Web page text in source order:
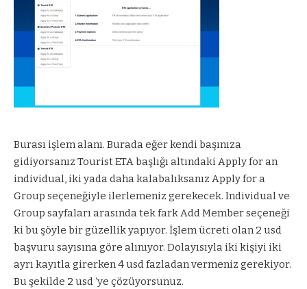
Burası işlem alanı. Burada eğer kendi başınıza
gidiyorsanız Tourist ETA başlığı altındaki Apply for an
individual, iki yada daha kalabalıksanız Apply for a
Group seçeneğiyle ilerlemeniz gerekecek. Individual ve
Group sayfaları arasında tek fark Add Member seçeneği
ki bu şöyle bir güzellik yapıyor. İşlem ücreti olan 2 usd
başvuru sayısına göre alınıyor. Dolayısıyla iki kişiyi iki
ayrı kayıtla girerken 4 usd fazladan vermeniz gerekiyor.
Bu şekilde 2 usd ‘ye çözüyorsunuz.